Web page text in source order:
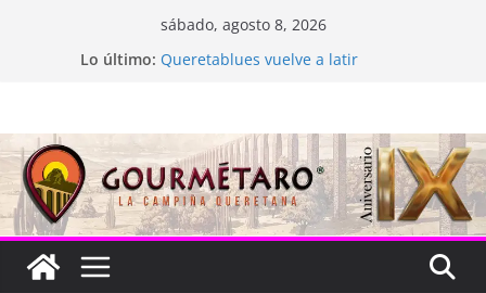
sábado, agosto 8, 2026
Lo último: Queretablues vuelve a latir
Cascada Cueva Longa